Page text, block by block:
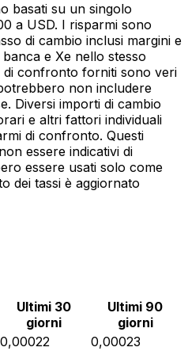
basati su un singolo
a USD. I risparmi sono
di cambio inclusi margini e
e Xe nello stesso
confronto forniti sono veri
non includere
Diversi importi di cambio
e altri fattori individuali
di confronto. Questi
essere indicativi di
essere usati solo come
dei tassi è aggiornato
Ultimi 30
giorni
Ultimi 90
giorni
0,00022
0,00023